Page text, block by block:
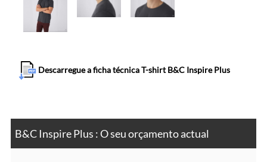
Descarregue a ficha técnica T-shirt B&C Inspire Plus
B&C Inspire Plus : O seu orçamento actual